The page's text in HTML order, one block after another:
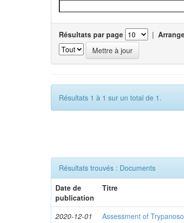
Résultats par page |
Résultats 1 à 1 sur un total de 1.
Résultats trouvés : Documents
Date de
publication
Titre
2020-12-01
Assessment of